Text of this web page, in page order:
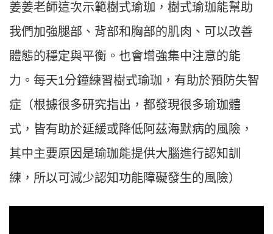
姜姜老師這次示範樹式瑜珈，樹式瑜珈能幫助
我們加強腿部、背部和胸部的肌肉、可以改善
體態的穩定與平衡。也會增強集中注意的能
力。每天1分鐘練習樹式瑜珈，有助於預防失智
症（根據很多研究指出，都發現很多瑜珈體
式，皆有助於延緩或降低阿茲海默病的風險，
其中主要原因是瑜珈能提供大腦進行認知訓
練，所以可減少認知功能障礙發生的風險）